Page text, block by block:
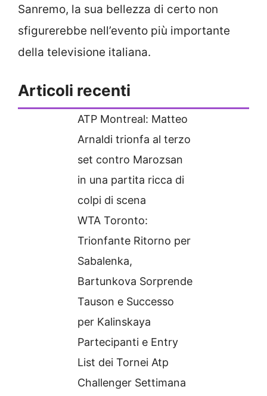
Sanremo, la sua bellezza di certo non
sfigurerebbe nell’evento più importante
della televisione italiana.
Articoli recenti
ATP Montreal: Matteo
Arnaldi trionfa al terzo
set contro Marozsan
in una partita ricca di
colpi di scena
WTA Toronto:
Trionfante Ritorno per
Sabalenka,
Bartunkova Sorprende
Tauson e Successo
per Kalinskaya
Partecipanti e Entry
List dei Tornei Atp
Challenger Settimana